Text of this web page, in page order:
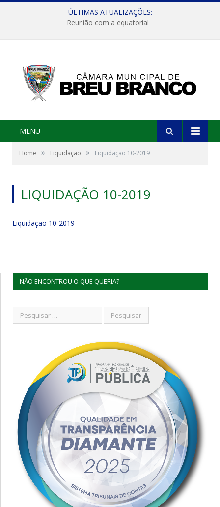
ÚLTIMAS ATUALIZAÇÕES:
Reunião com a equatorial
MENU
Home » Liquidação » Liquidação 10-2019
LIQUIDAÇÃO 10-2019
Liquidação 10-2019
NÃO ENCONTROU O QUE QUERIA?